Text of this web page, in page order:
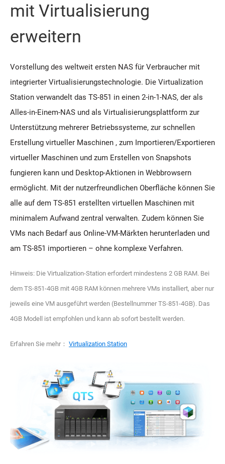
mit Virtualisierung
erweitern
Vorstellung des weltweit ersten NAS für Verbraucher mit
integrierter Virtualisierungstechnologie. Die Virtualization
Station verwandelt das TS-851 in einen 2-in-1-NAS, der als
Alles-in-Einem-NAS und als Virtualisierungsplattform zur
Unterstützung mehrerer Betriebssysteme, zur schnellen
Erstellung virtueller Maschinen , zum Importieren/Exportieren
virtueller Maschinen und zum Erstellen von Snapshots
fungieren kann und Desktop-Aktionen in Webbrowsern
ermöglicht. Mit der nutzerfreundlichen Oberfläche können Sie
alle auf dem TS-851 erstellten virtuellen Maschinen mit
minimalem Aufwand zentral verwalten. Zudem können Sie
VMs nach Bedarf aus Online-VM-Märkten herunterladen und
am TS-851 importieren – ohne komplexe Verfahren.
Hinweis: Die Virtualization-Station erfordert mindestens 2 GB RAM. Bei
dem TS-851-4GB mit 4GB RAM können mehrere VMs installiert, aber nur
jeweils eine VM ausgeführt werden (Bestellnummer TS-851-4GB). Das
4GB Modell ist empfohlen und kann ab sofort bestellt werden.
Erfahren Sie mehr： Virtualization Station